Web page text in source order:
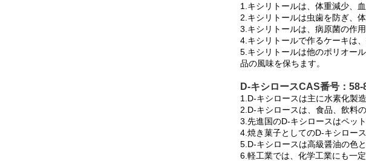
1.キシリトールは、体重減少、
2.キシリトールは虫歯を防ぎ、
3.キシリトールは、病原菌の作
4.キシリトールで作るケーキは
5.キシリトールは他のポリオー
品の風味を保ちます。
D-キシロースCAS番号：
1.D-キシロースは主に水素化製
2.D-キシロースは、食品、飲料
3.先進国のD-キシロースはペッ
4.焼き菓子としてのD-キシロース
5.D-キシロースは高級醤油の色
6.軽工業では、化学工業にも一